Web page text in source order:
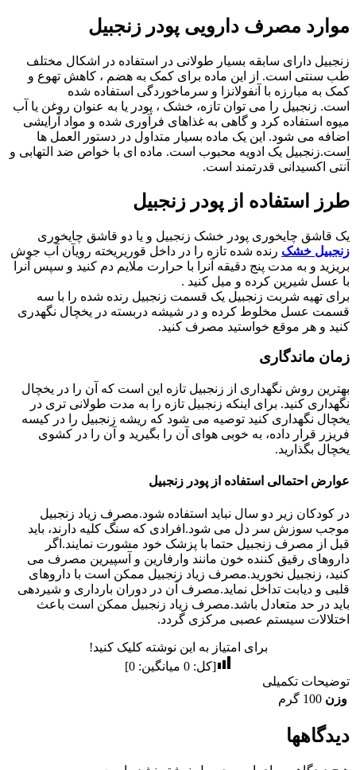
موارد مصرف دارویی پودر زنجبیل
زنجبیل دارای سابقه بسیار طولانی در استفاده در اشکال مختلف
طب سنتی است. از این ماده برای کمک به هضم ، کاهش تهوع و
کمک به مبارزه با آنفولانزا و سرماخوردگی استفاده شده
است. زنجبیل را می توان تازه، خشک ، پودر یا به عنوان روغن یا آب
میوه استفاده کرد و گاهی به غذاهای فرآوری شده و مواد آرایشی
اضافه می شود. این یک ماده بسیار متداول در دستور العمل ها
است.زنجبیل یک ادویه محبوب است. ماده ای با خواص ضد التهابی و
آنتی اکسیدانی قدرتمند است.
طرز استفاده از پودر زنجبیل
یک قاشق چایخوری پودر خشک زنجبیل و یا دو قاشق چایخوری
زنجبیل خشک رنده شده تازه را در داخل قوریریخته رویآن آب جوش
بریزید و به مدت پنج دقیقه آنرا با حرارت ملایم دم کنید و سپس آنرا
با عسل شیرین کرده و میل کنید .
برای تهیه شربت زنجبیل یک قسمت زنجبیل رنده شده را با سه
قسمت عسل مخلوط کرده و در شیشه دربسته در یخچال نگهدری
کنید و هر موقع خواستید مصرف کنید.
زمان ماندگاری
بهترین روش نگهداری از زنجبیل تازه این است که آن را در یخچال
نگهداری کنید. برای اینکه زنجبیل تازه را به مدت طولانی تری در
یخچال نگهداری کنید توصیه می شود که ریشه زنجبیل را در کیسه
فریزر قرار داده، به خوبی هوای آن را بگیرید و آن را در کشوی
یخچال بگذارید.
عوارض احتمالی استفاده از پودر زنجبیل
در کودکان زیر دو سال نباید استفاده شود.مصرف زیاد زنجبیل
موجب سوزش سر دل می شود.افرادی که سنگ کلیه دارند، باید
قبل از مصرف زنجبیل حتما با پزشک خود مشورت نمایند.اگر
داروهای رقیق کننده خون مانند وارفارین و آسپیرین مصرف می
کنید، زنجبیل نخورید.مصرف زیاد زنجبیل ممکن است با داروهای
قلبی و دیابت تداخل نماید.مصرف آن در دوران بارداری و شیردهی
باید در حد متعادل باشد.مصرف زیاد زنجبیل ممکن است باعث
اختلالات سیستم عصبی مرکزی گردد.
برای امتیاز به این نوشته کلیک کنید!
[کل:0 میانگین:0
]
توضیحات تکمیلی
وزن 100 گرم
دیدگاهها